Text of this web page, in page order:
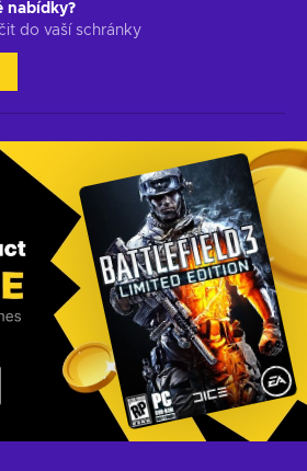
nabídky?
do vaší schránky